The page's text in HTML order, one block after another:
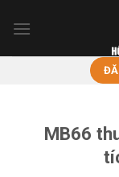
qua
MB66